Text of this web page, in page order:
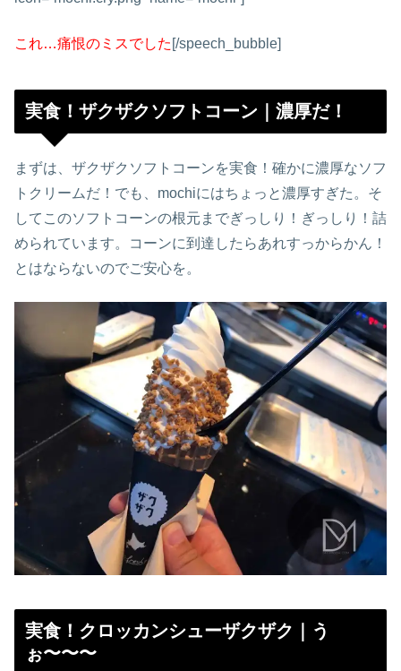
これ…痛恨のミスでした [/speech_bubble]
実食！ザクザクソフトコーン｜濃厚だ！
まずは、ザクザクソフトコーンを実食！確かに濃厚なソフ
トクリームだ！でも、mochiにはちょっと濃厚すぎた。そ
してこのソフトコーンの根元までぎっしり！ぎっしり！詰
められています。コーンに到達したらあれすっからかん！
とはならないのでご安心を。
実食！クロッカンシューザクザク｜う
ぉ〜〜〜